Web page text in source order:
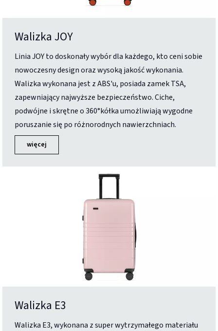
Walizka JOY
Linia JOY to doskonały wybór dla każdego, kto ceni sobie
nowoczesny design oraz wysoką jakość wykonania.
Walizka wykonana jest z ABS'u, posiada zamek TSA,
zapewniający najwyższe bezpieczeństwo. Ciche,
podwójne i skrętne o 360°kółka umożliwiają wygodne
poruszanie się po różnorodnych nawierzchniach.
więcej
Walizka E3
Walizka E3, wykonana z super wytrzymałego materiału